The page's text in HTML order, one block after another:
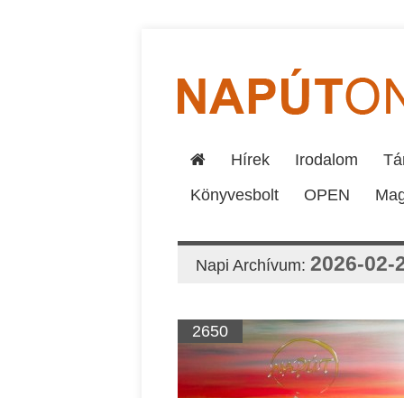
Hírek Irodalom
Könyvesbolt
OPEN
Napi Archívum: 2026-02-
2650